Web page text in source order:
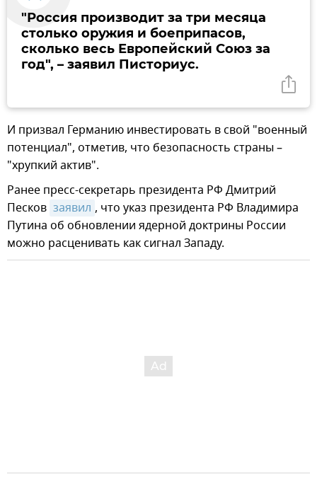
"Россия производит за три месяца
столько оружия и боеприпасов,
сколько весь Европейский Союз за
год", – заявил Писториус.
И призвал Германию инвестировать в свой "военный
потенциал", отметив, что безопасность страны –
"хрупкий актив".
Ранее пресс-секретарь президента РФ Дмитрий
Песков заявил , что указ президента РФ Владимира
Путина об обновлении ядерной доктрины России
можно расценивать как сигнал Западу.